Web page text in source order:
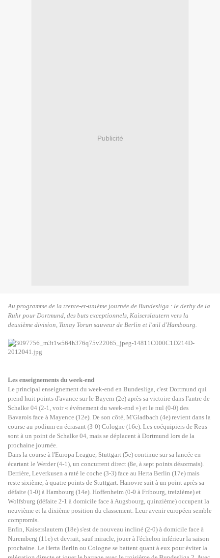
Publicité
Au programme de la trente-et-unième journée de Bundesliga : le derby de la
Ruhr pour Dortmund, des buts exceptionnels, Kaiserslautern vers la
deuxième division, Tunay Torun sauveur de Berlin et l'œil d'Hambourg.
Les enseignements du week-end
Le principal enseignement du week-end en Bundesliga, c'est Dortmund qui
prend huit points d'avance sur le Bayern (2e) après sa victoire dans l'antre de
Schalke 04 (2-1, voir « événement du week-end ») et le nul (0-0) des
Bavarois face à Mayence (12e). De son côté, M'Gladbach (4e) revient dans la
course au podium en écrasant (3-0) Cologne (16e). Les coéquipiers de Reus
sont à un point de Schalke 04, mais se déplacent à Dortmund lors de la
prochaine journée.
Dans la course à l'Europa League, Stuttgart (5e) continue sur sa lancée en
écartant le Werder (4-1), un concurrent direct (8e, à sept points désormais).
Derrière, Leverkusen a raté le coche (3-3) face au Herta Berlin (17e) mais
reste sixième, à quatre points de Stuttgart. Hanovre suit à un point après sa
défaite (1-0) à Hambourg (14e). Hoffenheim (0-0 à Fribourg, treizième) et
Wolfsburg (défaite 2-1 à domicile face à Augsbourg, quinzième) occupent la
neuvième et la dixième position du classement. Leur avenir européen semble
compromis.
Enfin, Kaiserslautern (18e) s'est de nouveau incliné (2-0) à domicile face à
Nuremberg (11e) et devrait, sauf miracle, jouer à l'échelon inférieur la saison
prochaine. Le Herta Berlin ou Cologne se battent quant à eux pour éviter la